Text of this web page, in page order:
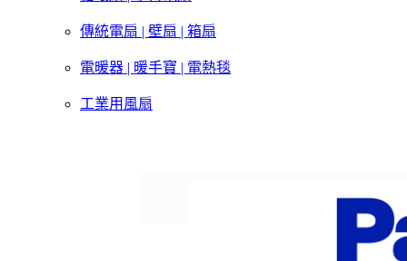
傳統電扇 | 壁扇 | 箱扇
電暖器 | 暖手寶 | 電熱毯
工業用風扇